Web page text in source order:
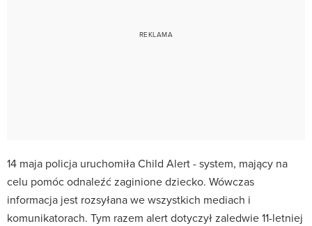
14 maja policja uruchomiła Child Alert - system, mający na
celu pomóc odnaleźć zaginione dziecko. Wówczas
informacja jest rozsyłana we wszystkich mediach i
komunikatorach. Tym razem alert dotyczył zaledwie 11-letniej